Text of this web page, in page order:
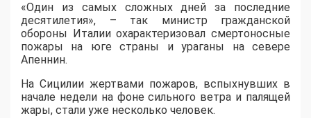
«Один из самых сложных дней за последние
десятилетия», – так министр гражданской
обороны Италии охарактеризовал смертоносные
пожары на юге страны и ураганы на севере
Апеннин.
На Сицилии жертвами пожаров, вспыхнувших в
начале недели на фоне сильного ветра и палящей
жары, стали уже несколько человек.